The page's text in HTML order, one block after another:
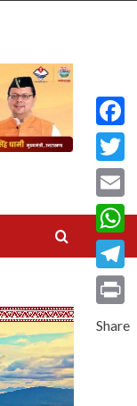
Email
Print
Share